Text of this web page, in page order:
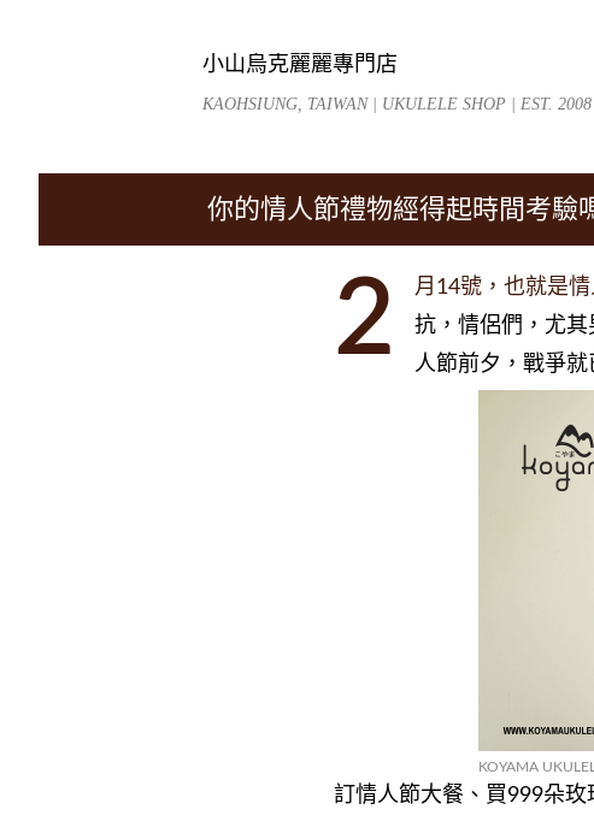
小山烏克麗麗專門店
KAOHSIUNG, TAIWAN | UKULELE SHOP | EST. 2008
你的情人節禮物經得起時間考驗
2
月14號，也就是
抗，情侶們，尤
人節前夕，戰爭就
KOYAMA
訂情人節大餐、買999朵玫